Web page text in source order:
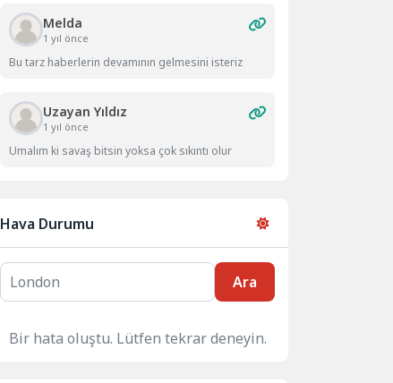
Melda
1 yıl önce
Bu tarz haberlerin devamının gelmesini isteriz
Uzayan Yıldız
1 yıl önce
Umalım ki savaş bitsin yoksa çok sıkıntı olur
Hava Durumu
Ara
Bir hata oluştu. Lütfen tekrar deneyin.